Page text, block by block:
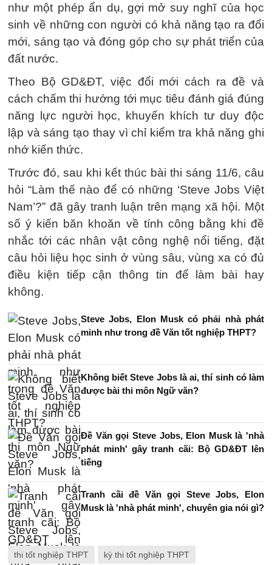
như một phép ẩn dụ, gợi mở suy nghĩ của học
sinh về những con người có khả năng tạo ra đổi
mới, sáng tạo và đóng góp cho sự phát triển của
đất nước.
Theo Bộ GD&ĐT, việc đổi mới cách ra đề và
cách chấm thi hướng tới mục tiêu đánh giá đúng
năng lực người học, khuyến khích tư duy độc
lập và sáng tạo thay vì chỉ kiểm tra khả năng ghi
nhớ kiến thức.
Trước đó, sau khi kết thúc bài thi sáng 11/6, câu
hỏi “Làm thế nào để có những ‘Steve Jobs Việt
Nam’?” đã gây tranh luận trên mạng xã hội. Một
số ý kiến băn khoăn về tính công bằng khi đề
nhắc tới các nhân vật công nghệ nổi tiếng, đặt
câu hỏi liệu học sinh ở vùng sâu, vùng xa có đủ
điều kiện tiếp cận thông tin để làm bài hay
không.
Steve Jobs, Elon Musk có phải nhà phát
minh như trong đề Văn tốt nghiệp THPT?
Không biết Steve Jobs là ai, thí sinh có làm
được bài thi môn Ngữ văn?
Đề Văn gọi Steve Jobs, Elon Musk là 'nhà
phát minh' gây tranh cãi: Bộ GD&ĐT lên
tiếng
Tranh cãi đề Văn gọi Steve Jobs, Elon
Musk là 'nhà phát minh', chuyên gia nói gì?
thi tốt nghiệp THPT kỳ thi tốt nghiệp THPT